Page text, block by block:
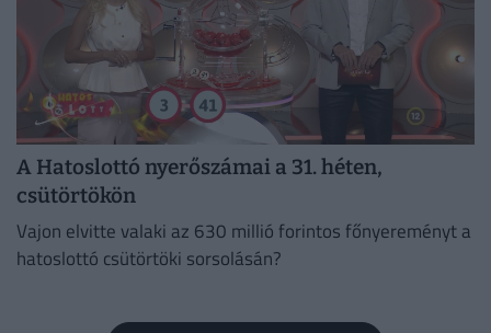
A Hatoslottó nyerőszámai a 31. héten,
csütörtökön
Vajon elvitte valaki az 630 millió forintos főnyereményt a
hatoslottó csütörtöki sorsolásán?